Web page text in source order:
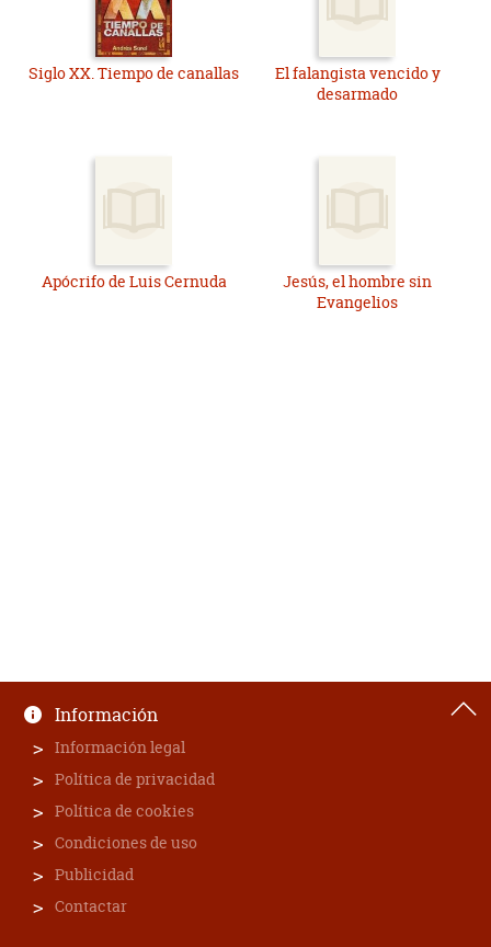
Siglo XX. Tiempo de canallas
El falangista vencido y
desarmado
Apócrifo de Luis Cernuda
Jesús, el hombre sin
Evangelios
Información
Información legal
Política de privacidad
Política de cookies
Condiciones de uso
Publicidad
Contactar